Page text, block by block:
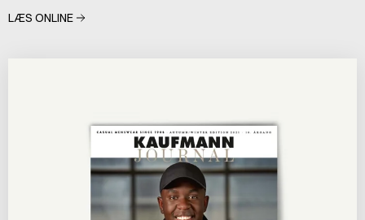
LÆS ONLINE